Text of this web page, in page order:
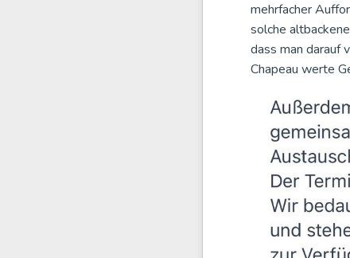
mehrfacher
solche
dass man darauf
Chapeau werte